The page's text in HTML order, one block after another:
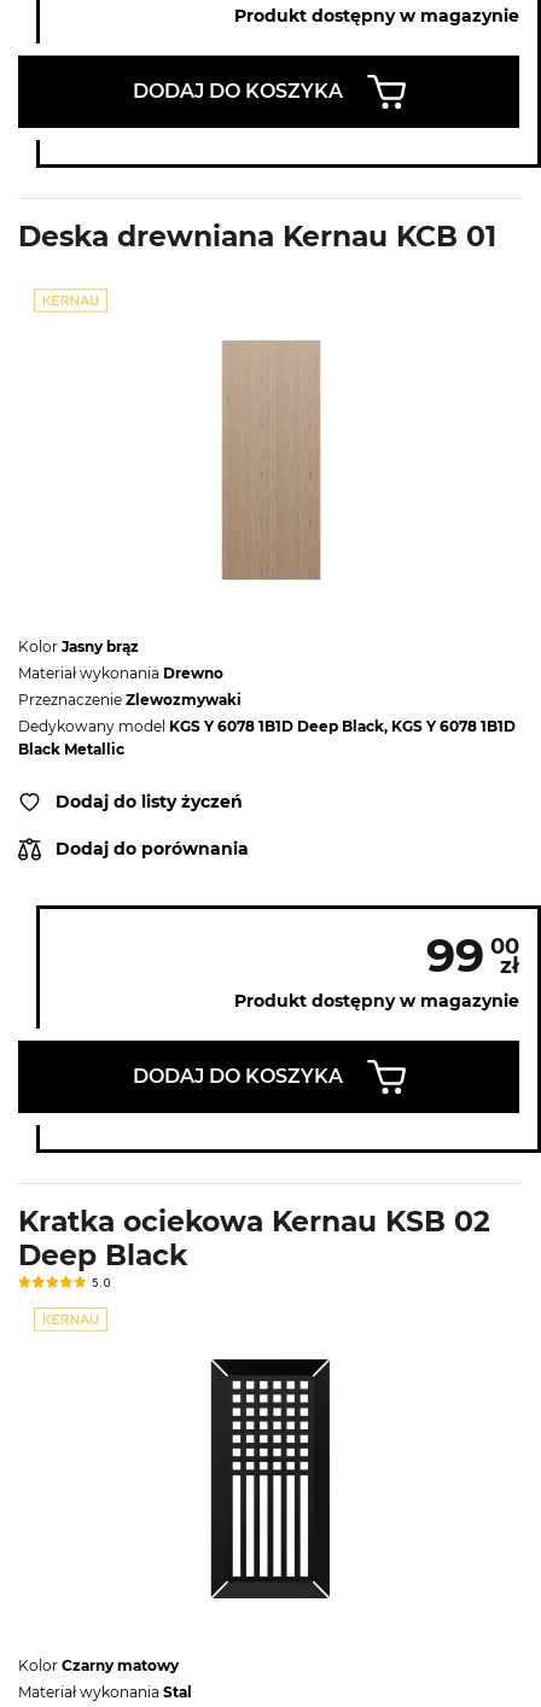
Produkt dostępny w magazynie
DODAJ DO KOSZYKA
Deska drewniana Kernau KCB 01
Kolor Jasny brąz
Materiał wykonania Drewno
Przeznaczenie Zlewozmywaki
Dedykowany model KGS Y 6078 1B1D Deep Black, KGS Y 6078 1B1D
Black Metallic
Dodaj do listy życzeń
Dodaj do porównania
99 00
zł
Produkt dostępny w magazynie
DODAJ DO KOSZYKA
Kratka ociekowa Kernau KSB 02
Deep Black
5.0
Kolor Czarny matowy
Materiał wykonania Stal